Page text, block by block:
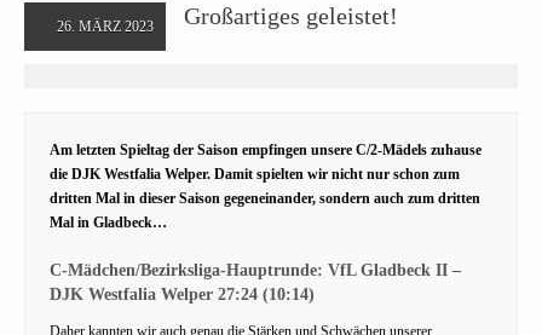
26. MÄRZ 2023 Großartiges geleistet!
Am letzten Spieltag der Saison empfingen unsere C/2-Mädels zuhause
die DJK Westfalia Welper. Damit spielten wir nicht nur schon zum
dritten Mal in dieser Saison gegeneinander, sondern auch zum dritten
Mal in Gladbeck…
C-Mädchen/Bezirksliga-Hauptrunde: VfL Gladbeck II –
DJK Westfalia Welper 27:24 (10:14)
Daher kannten wir auch genau die Stärken und Schwächen unserer